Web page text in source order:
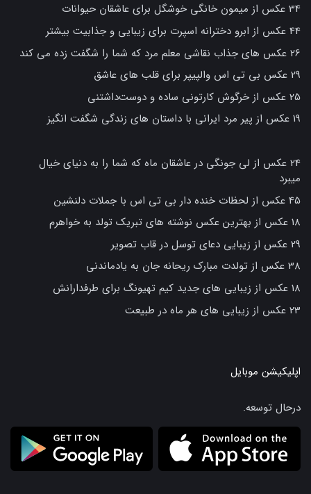
34 عکس از میمون خانگی خوشگل برای عاشقان حیوانات
44 عکس از ابرو دخترانه اسپرت برای زیبایی و جذابیت بیشتر
26 عکس های جذاب نقاشی معلم مرد که شما را شگفت زده می کند
29 عکس بی تی اس والپیپر برای قلب های عاشق
25 عکس از خرگوش کارتونی ساده و دوست‌داشتنی
19 عکس از پیر مرد ایرانی با داستان های زندگی شگفت انگیز
24 عکس از لی جونگی در عاشقان ماه که شما را به دنیای خیال
میبرد
45 عکس از لحظات خنده دار بی تی اس با جملات دلنشین
18 عکس از بهترین عکس نوشته های تبریک تولد به خواهرم
29 عکس از زیبایی دعای توسل در قاب تصویر
38 عکس از تولدت مبارک ریحانه جان به یادماندنی
18 عکس از زیبایی های جدید کیم تهیونگ برای طرفدارانش
23 عکس از زیبایی های هر ماه در طبیعت
اپلیکیشن موبایل
درحال توسعه.